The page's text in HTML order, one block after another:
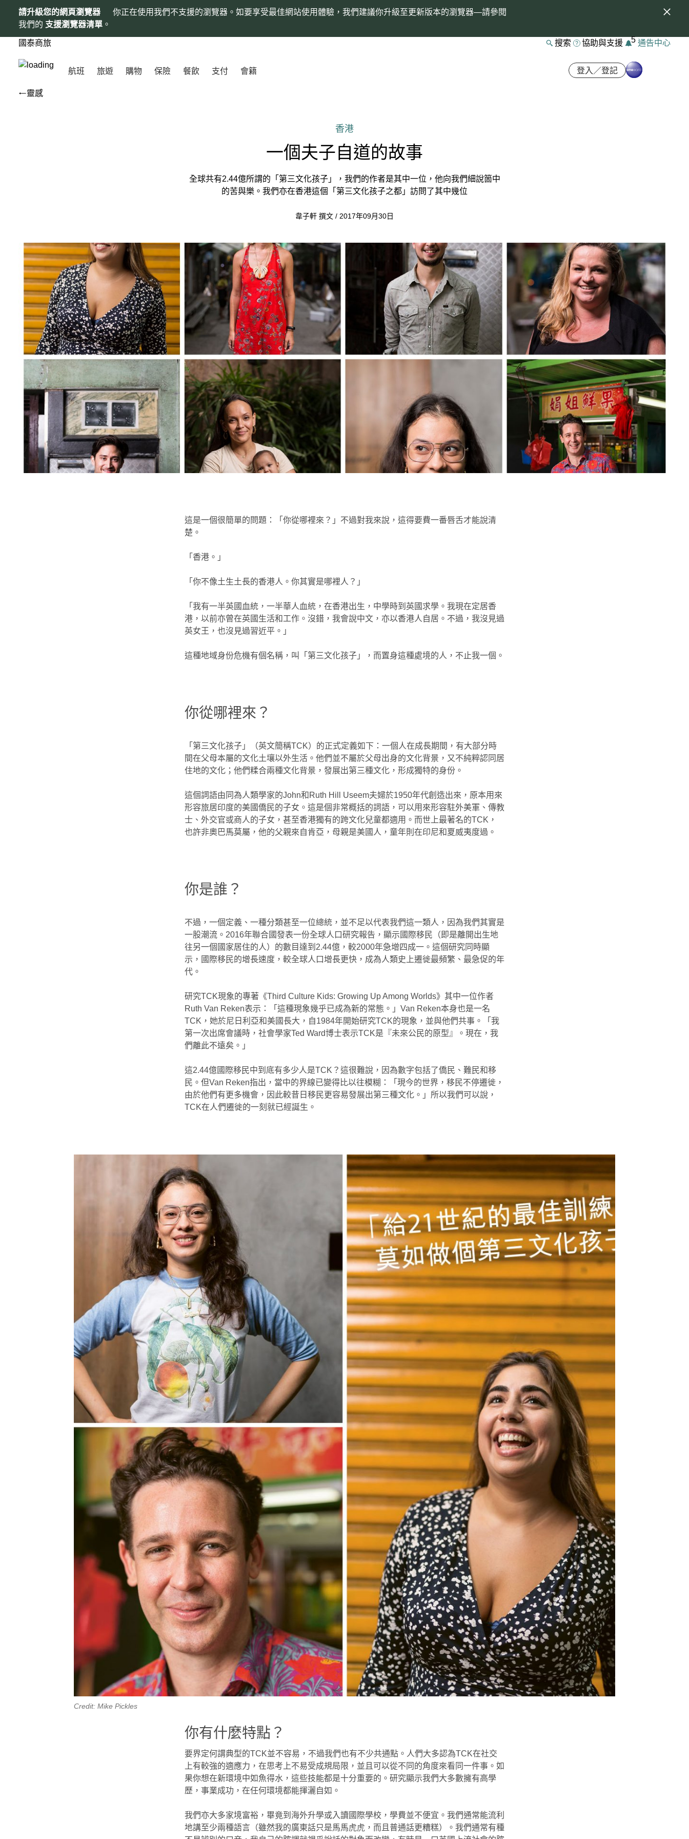
請升級您的網頁瀏覽器
你正在使用我們不支援的瀏覽器。如要享受最佳網站使用體驗，我們建議你升級至更新版本的瀏覽器—請參閱
我們的 支援瀏覽器清單 。
國泰商旅 搜索 協助與支援 5 通告中心
航班 旅遊 購物 保險 餐飲 支付 會籍 登入／登記
靈感
香港
一個夫子自道的故事
全球共有2.44億所謂的「第三文化孩子」，我們的作者是其中一位，他向我們細說箇中
的苦與樂。我們亦在香港這個「第三文化孩子之都」訪問了其中幾位
韋子軒 撰文 / 2017年09月30日
這是一個很簡單的問題：「你從哪裡來？」不過對我來說，這得要費一番唇舌才能說清
楚。
「香港。」
「你不像土生土長的香港人。你其實是哪裡人？」
「我有一半英國血統，一半華人血統，在香港出生，中學時到英國求學。我現在定居香
港，以前亦曾在英國生活和工作。沒錯，我會說中文，亦以香港人自居。不過，我沒見過
英女王，也沒見過習近平。」
這種地域身份危機有個名稱，叫「第三文化孩子」，而置身這種處境的人，不止我一個。
你從哪裡來？
「第三文化孩子」（英文簡稱TCK）的正式定義如下：一個人在成長期間，有大部分時
間在父母本屬的文化土壤以外生活。他們並不屬於父母出身的文化背景，又不純粹認同居
住地的文化；他們糅合兩種文化背景，發展出第三種文化，形成獨特的身份。
這個詞語由同為人類學家的John和Ruth Hill Useem夫婦於1950年代創造出來，原本用來
形容旅居印度的美國僑民的子女。這是個非常概括的詞語，可以用來形容駐外美軍、傳教
士、外交官或商人的子女，甚至香港獨有的跨文化兒童都適用。而世上最著名的TCK，
也許非奧巴馬莫屬，他的父親來自肯亞，母親是美國人，童年則在印尼和夏威夷度過。
你是誰？
不過，一個定義、一種分類甚至一位總統，並不足以代表我們這一類人，因為我們其實是
一股潮流。2016年聯合國發表一份全球人口研究報告，顯示國際移民（即是離開出生地
往另一個國家居住的人）的數目達到2.44億，較2000年急增四成一。這個研究同時顯
示，國際移民的增長速度，較全球人口增長更快，成為人類史上遷徙最頻繁、最急促的年
代。
研究TCK現象的專著《Third Culture Kids: Growing Up Among Worlds》其中一位作者
Ruth Van Reken表示：「這種現象幾乎已成為新的常態。」Van Reken本身也是一名
TCK，她於尼日利亞和美國長大，自1984年開始研究TCK的現象，並與他們共事。「我
第一次出席會議時，社會學家Ted Ward博士表示TCK是『未來公民的原型』。現在，我
們離此不遠矣。」
這2.44億國際移民中到底有多少人是TCK？這很難說，因為數字包括了僑民、難民和移
民。但Van Reken指出，當中的界線已變得比以往模糊：「現今的世界，移民不停遷徙，
由於他們有更多機會，因此較昔日移民更容易發展出第三種文化。」所以我們可以說，
TCK在人們遷徙的一刻就已經誕生。
Credit: Mike Pickles
你有什麼特點？
要界定何謂典型的TCK並不容易，不過我們也有不少共通點。人們大多認為TCK在社交
上有較強的適應力，在思考上不易受成規局限，並且可以從不同的角度來看同一件事。如
果你想在新環境中如魚得水，這些技能都是十分重要的。研究顯示我們大多數擁有高學
歷，事業成功，在任何環境都能揮灑自如。
我們亦大多家境富裕，畢竟到海外升學或入讀國際學校，學費並不便宜。我們通常能流利
地講至少兩種語言（雖然我的廣東話只是馬馬虎虎，而且普通話更糟糕）。我們通常有種